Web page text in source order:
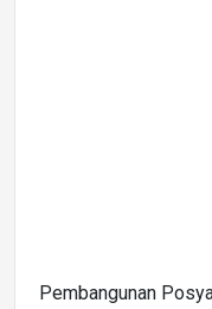
Pembangunan